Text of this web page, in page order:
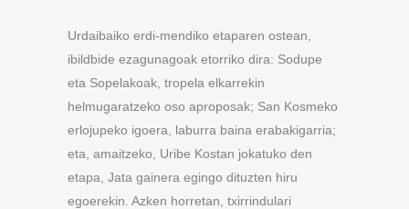
Urdaibaiko erdi-mendiko etaparen ostean,
ibildbide ezagunagoak etorriko dira: Sodupe
eta Sopelakoak, tropela elkarrekin
helmugaratzeko oso aproposak; San Kosmeko
erlojupeko igoera, laburra baina erabakigarria;
eta, amaitzeko, Uribe Kostan jokatuko den
etapa, Jata gainera egingo dituzten hiru
egoerekin. Azken horretan, txirrindulari